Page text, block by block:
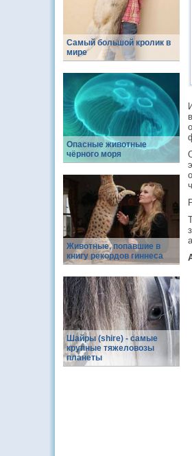
Самый большой кролик в
мире
Опасные животные
чёрного моря
Животные, попавшие в
книгу рекордов гиннеса
Шайры (shire) - самые
крупные тяжеловозы
планеты